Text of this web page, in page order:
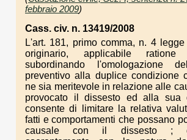
febbraio 2009)
Cass. civ. n. 13419/2008
L'art. 181, primo comma, n. 4
originario, applicabile
subordinando l'omologazione
preventivo alla duplice condizione
ne sia meritevole in relazione alle
provocato il dissesto ed alla sua
consente di limitare la relativa
fatti e comportamenti che possano
causale con il dissesto ;